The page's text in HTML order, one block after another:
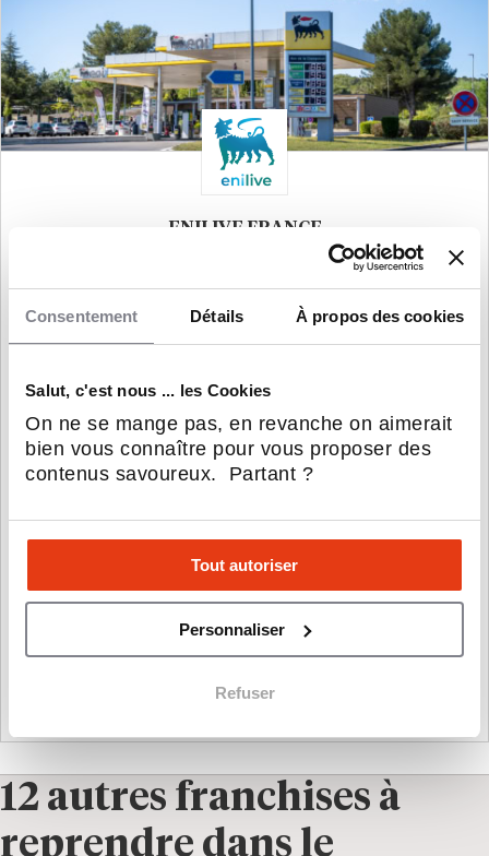
Consentement Détails À propos des cookies
Salut, c'est nous ... les Cookies
On ne se mange pas, en revanche on aimerait
bien vous connaître pour vous proposer des
contenus savoureux. Partant ?
Tout autoriser
Personnaliser
Refuser
ENILIVE FRANCE
Rejoignez Enilive et développez votre activité
1968
ANNÉE DE CRÉATION
IMPLANTATIONS SUR LE
40 ans
AGE MOYEN DES FRANCHISÉS
12 autres franchises à
reprendre dans le